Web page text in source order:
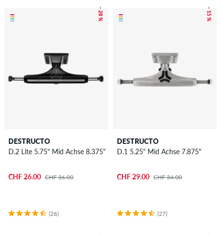
– 28 %
DESTRUCTO
D.2 Lite 5.75" Mid Achse 8.375"
CHF 26.00 CHF 36.00
(26)
– 15 %
DESTRUCTO
D.1 5.25" Mid Achse 7.875"
CHF 29.00 CHF 34.00
(27)